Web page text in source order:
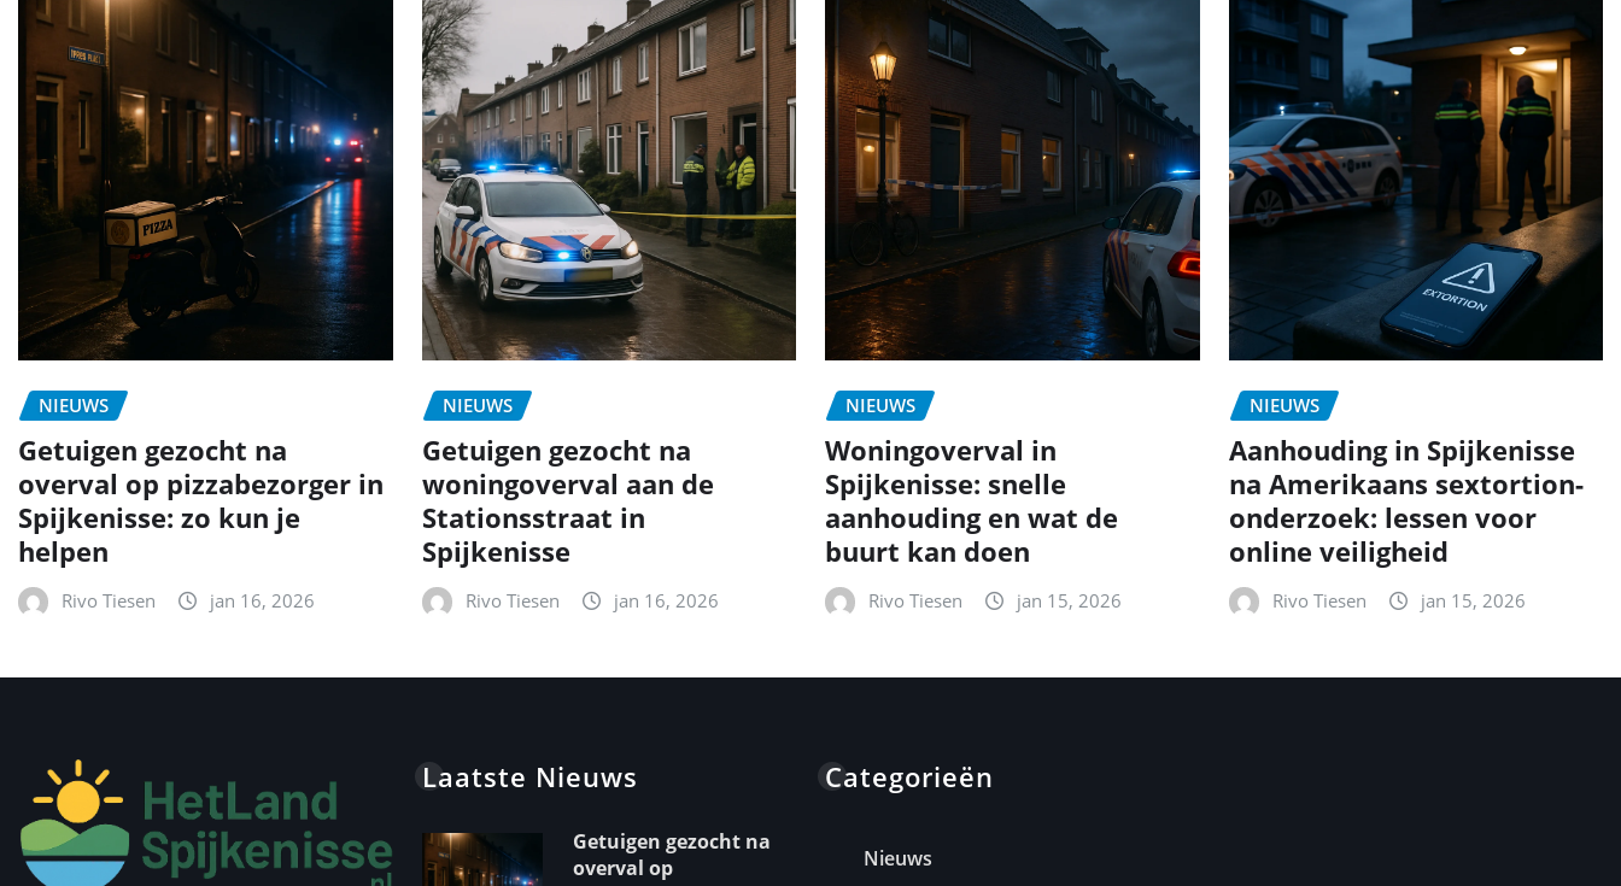
NIEUWS
Getuigen gezocht na
overval op pizzabezorger in
Spijkenisse: zo kun je
helpen
Rivo Tiesen jan 16, 2026
NIEUWS
Getuigen gezocht na
woningoverval aan de
Stationsstraat in
Spijkenisse
Rivo Tiesen jan 16, 2026
NIEUWS
Woningoverval in
Spijkenisse: snelle
aanhouding en wat de
buurt kan doen
Rivo Tiesen jan 15, 2026
NIEUWS
Aanhouding in Spijkenisse
na Amerikaans sextortion-
onderzoek: lessen voor
online veiligheid
Rivo Tiesen jan 15, 2026
Laatste Nieuws
Getuigen gezocht na
overval op
Categorieën
Nieuws